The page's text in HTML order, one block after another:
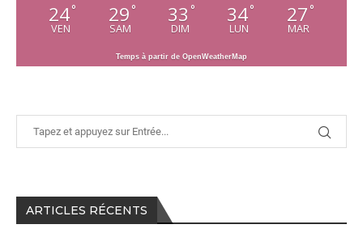
24°
VEN
29 °
SAM
33 °
DIM
34°
LUN
27 °
MAR
Temps à partir de OpenWeatherMap
ARTICLES RÉCENTS